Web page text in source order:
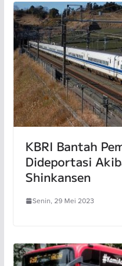
KBRI Bantah
Dideportasi
Shinkansen
Senin, 29 Mei 2023